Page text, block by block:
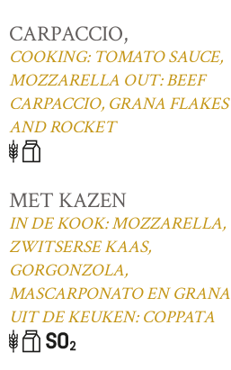
CARPACCIO,
COOKING: TOMATO SAUCE,
MOZZARELLA OUT: BEEF
CARPACCIO, GRANA FLAKES
AND ROCKET
MET KAZEN
IN DE KOOK: MOZZARELLA,
ZWITSERSE KAAS,
GORGONZOLA,
MASCARPONATO EN GRANA
UIT DE KEUKEN: COPPATA